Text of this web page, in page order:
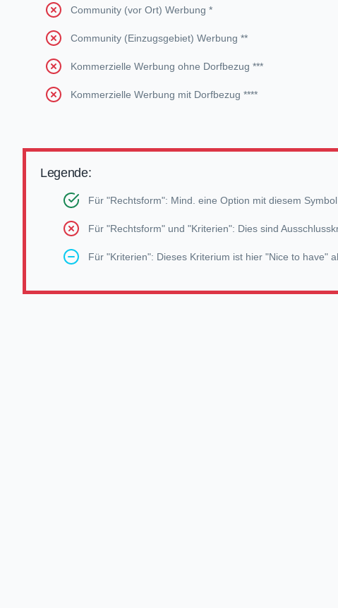
Community (vor Ort) Werbung *
Community (Einzugsgebiet) Werbung **
Kommerzielle Werbung ohne Dorfbezug ***
Kommerzielle Werbung mit Dorfbezug ****
Legende:
Für "Rechtsform": Mind. eine Option mit diesem
Für "Rechtsform" und "Kriterien": Dies sind
Für "Kriterien": Dieses Kriterium ist hier "Nice to have"